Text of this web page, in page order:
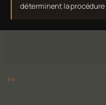
déterminent la